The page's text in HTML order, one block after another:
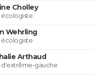
Cholley
écologiste
Wehrling
écologiste
Arthaud
d'extrême-gauche